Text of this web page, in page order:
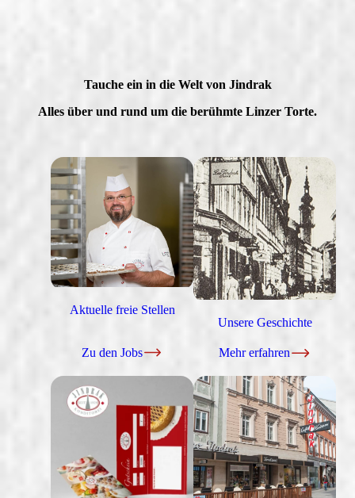
Tauche ein in die Welt von Jindrak
Alles über und rund um die berühmte Linzer Torte.
Aktuelle freie Stellen
Zu den Jobs
Unsere Geschichte
Mehr erfahren